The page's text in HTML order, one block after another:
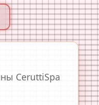
CeruttiSpa